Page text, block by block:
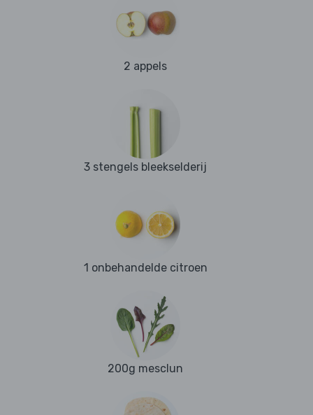
2 appels
3 stengels bleekselderij
1 onbehandelde citroen
200g mesclun